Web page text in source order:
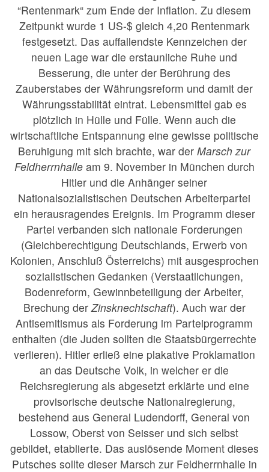
“Rentenmark“ zum Ende der Inflation. Zu diesem
Zeitpunkt wurde 1 US-$ gleich 4,20 Rentenmark
festgesetzt. Das auffallendste Kennzeichen der
neuen Lage war die erstaunliche Ruhe und
Besserung, die unter der Berührung des
Zauberstabes der Währungsreform und damit der
Währungsstabilität eintrat. Lebensmittel gab es
plötzlich in Hülle und Fülle. Wenn auch die
wirtschaftliche Entspannung eine gewisse politische
Beruhigung mit sich brachte, war derMarsch zur
Feldherrnhalleam 9. November in München durch
Hitler und die Anhänger seiner
Nationalsozialistischen Deutschen Arbeiterpartei
ein herausragendes Ereignis. Im Programm dieser
Partei verbanden sich nationale Forderungen
(Gleichberechtigung Deutschlands, Erwerb von
Kolonien, Anschluß Österreichs) mit ausgesprochen
sozialistischen Gedanken (Verstaatlichungen,
Bodenreform, Gewinnbeteiligung der Arbeiter,
Brechung der Zinsknechtschaft). Auch war der
Antisemitismus als Forderung im Parteiprogramm
enthalten (die Juden sollten die Staatsbürgerrechte
verlieren). Hitler erließ eine plakative Proklamation
an das Deutsche Volk, in welcher er die
Reichsregierung als abgesetzt erklärte und eine
provisorische deutsche Nationalregierung,
bestehend aus General Ludendorff, General von
Lossow, Oberst von Seisser und sich selbst
gebildet, etablierte. Das auslösende Moment dieses
Putsches sollte dieser Marsch zur Feldherrnhalle in